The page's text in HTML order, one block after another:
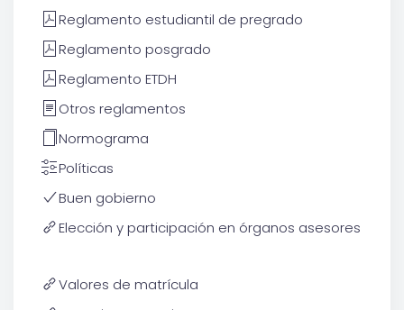
Reglamento estudiantil de pregrado
Reglamento posgrado
Reglamento ETDH
Otros reglamentos
Normograma
Políticas
Buen gobierno
Elección y participación en órganos asesores
Valores de matrícula